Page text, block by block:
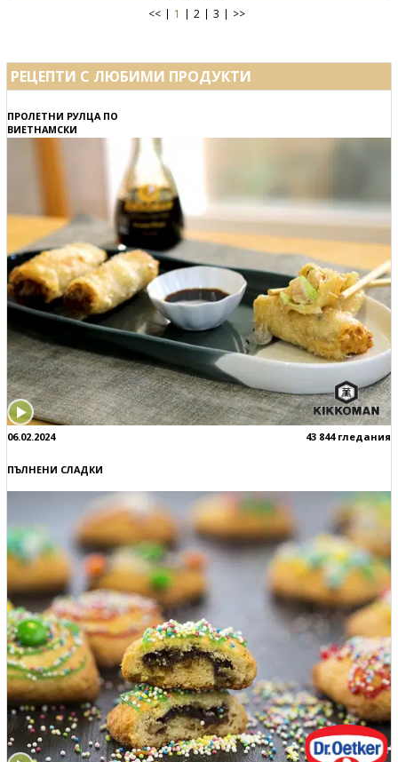
<<
1 2 3 >>
РЕЦЕПТИ С ЛЮБИМИ ПРОДУКТИ
ПРОЛЕТНИ РУЛЦА ПО
ВИЕТНАМСКИ
06.02.2024 43 844 гледания
ПЪЛНЕНИ СЛАДКИ